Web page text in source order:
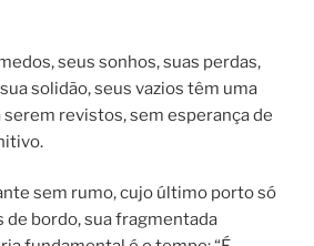
seus sonhos, suas perdas,
solidão, seus vazios têm uma
revistos, sem esperança de
sem rumo, cujo último porto só
de bordo, sua fragmentada